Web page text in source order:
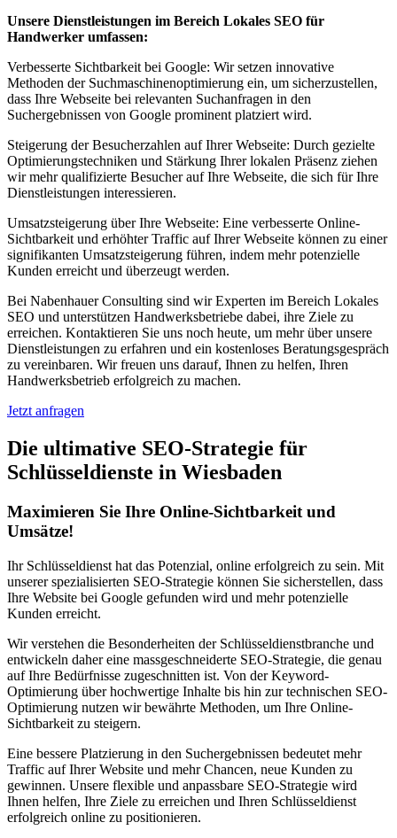
Unsere Dienstleistungen im Bereich Lokales SEO für
Handwerker umfassen:
Verbesserte Sichtbarkeit bei Google: Wir setzen innovative
Methoden der Suchmaschinenoptimierung ein, um sicherzustellen,
dass Ihre Webseite bei relevanten Suchanfragen in den
Suchergebnissen von Google prominent platziert wird.
Steigerung der Besucherzahlen auf Ihrer Webseite: Durch gezielte
Optimierungstechniken und Stärkung Ihrer lokalen Präsenz ziehen
wir mehr qualifizierte Besucher auf Ihre Webseite, die sich für Ihre
Dienstleistungen interessieren.
Umsatzsteigerung über Ihre Webseite: Eine verbesserte Online-
Sichtbarkeit und erhöhter Traffic auf Ihrer Webseite können zu einer
signifikanten Umsatzsteigerung führen, indem mehr potenzielle
Kunden erreicht und überzeugt werden.
Bei Nabenhauer Consulting sind wir Experten im Bereich Lokales
SEO und unterstützen Handwerksbetriebe dabei, ihre Ziele zu
erreichen. Kontaktieren Sie uns noch heute, um mehr über unsere
Dienstleistungen zu erfahren und ein kostenloses Beratungsgespräch
zu vereinbaren. Wir freuen uns darauf, Ihnen zu helfen, Ihren
Handwerksbetrieb erfolgreich zu machen.
Jetzt anfragen
Die ultimative SEO-Strategie für
Schlüsseldienste in Wiesbaden
Maximieren Sie Ihre Online-Sichtbarkeit und
Umsätze!
Ihr Schlüsseldienst hat das Potenzial, online erfolgreich zu sein. Mit
unserer spezialisierten SEO-Strategie können Sie sicherstellen, dass
Ihre Website bei Google gefunden wird und mehr potenzielle
Kunden erreicht.
Wir verstehen die Besonderheiten der Schlüsseldienstbranche und
entwickeln daher eine massgeschneiderte SEO-Strategie, die genau
auf Ihre Bedürfnisse zugeschnitten ist. Von der Keyword-
Optimierung über hochwertige Inhalte bis hin zur technischen SEO-
Optimierung nutzen wir bewährte Methoden, um Ihre Online-
Sichtbarkeit zu steigern.
Eine bessere Platzierung in den Suchergebnissen bedeutet mehr
Traffic auf Ihrer Website und mehr Chancen, neue Kunden zu
gewinnen. Unsere flexible und anpassbare SEO-Strategie wird
Ihnen helfen, Ihre Ziele zu erreichen und Ihren Schlüsseldienst
erfolgreich online zu positionieren.